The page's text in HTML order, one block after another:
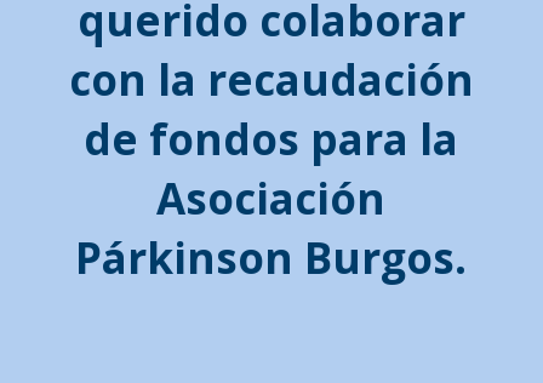
querido colaborar
con la recaudación
de fondos para la
Asociación
Párkinson Burgos.